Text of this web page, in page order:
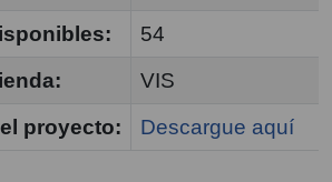
54
VIS
proyecto:
Descargue aquí